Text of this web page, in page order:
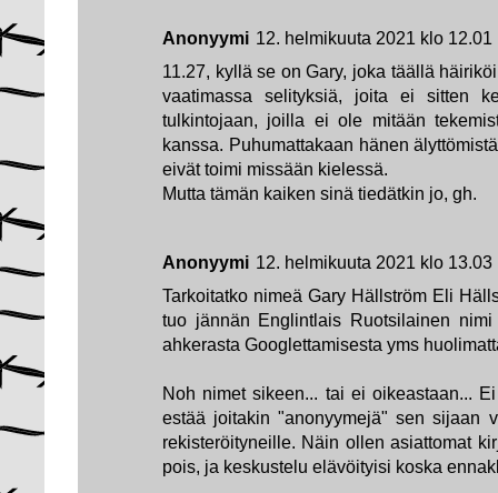
Anonyymi 12. helmikuuta 2021 klo 12.01
11.27, kyllä se on Gary, joka täällä
vaatimassa selityksiä, joita ei sitten
tulkintojaan, joilla ei ole mitään
kanssa. Puhumattakaan hänen
eivät toimi missään kielessä.
Mutta tämän kaiken sinä tiedätkin jo, gh.
Anonyymi 12. helmikuuta 2021 klo 13.03
Tarkoitatko nimeä Gary Hällström Eli
tuo jännän Englintlais Ruotsilainen
ahkerasta Googlettamisesta yms
Noh nimet sikeen... tai ei oikeastaan...
estää joitakin "anonyymejä" sen sijaan
rekisteröityneille. Näin ollen asiattomat
pois, ja keskustelu elävöityisi koska